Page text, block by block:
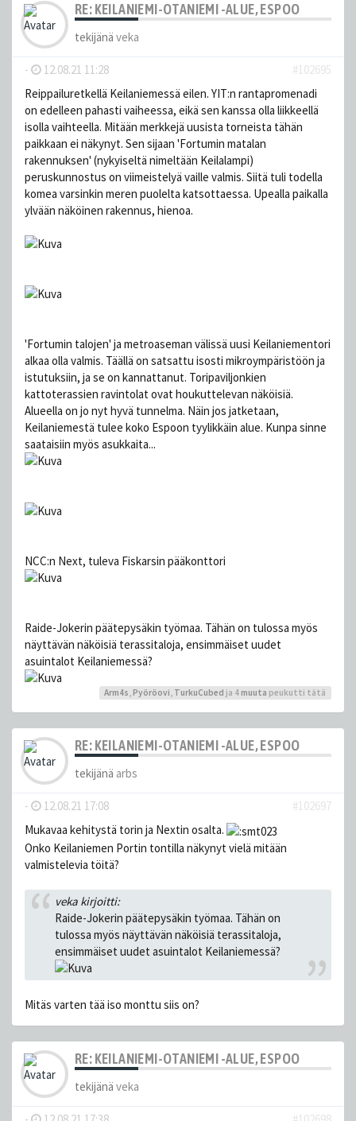
RE: KEILANIEMI-OTANIEMI -ALUE, ESPOO
tekijänä veka
- 12.08.21 11:28
#102695
Reippailuretkellä Keilaniemessä eilen. YIT:n rantapromenadi
on edelleen pahasti vaiheessa, eikä sen kanssa olla liikkeellä
isolla vaihteella. Mitään merkkejä uusista torneista tähän
paikkaan ei näkynyt. Sen sijaan 'Fortumin matalan
rakennuksen' (nykyiseltä nimeltään Keilalampi)
peruskunnostus on viimeistelyä vaille valmis. Siitä tuli todella
komea varsinkin meren puolelta katsottaessa. Upealla paikalla
ylvään näköinen rakennus, hienoa.
'Fortumin talojen' ja metroaseman välissä uusi Keilaniementori
alkaa olla valmis. Täällä on satsattu isosti mikroympäristöön ja
istutuksiin, ja se on kannattanut. Toripaviljonkien
kattoterassien ravintolat ovat houkuttelevan näköisiä.
Alueella on jo nyt hyvä tunnelma. Näin jos jatketaan,
Keilaniemestä tulee koko Espoon tyylikkäin alue. Kunpa sinne
saataisiin myös asukkaita...
NCC:n Next, tuleva Fiskarsin pääkonttori
Raide-Jokerin päätepysäkin työmaa. Tähän on tulossa myös
näyttävän näköisiä terassitaloja, ensimmäiset uudet
asuintalot Keilaniemessä?
Arm4s Pyöröovi TurkuCubed ja 4 muuta peukutti tätä
RE: KEILANIEMI-OTANIEMI -ALUE, ESPOO
tekijänä arbs
- 12.08.21 17:08
#102697
Mukavaa kehitystä torin ja Nextin osalta.
Onko Keilaniemen Portin tontilla näkynyt vielä mitään
valmistelevia töitä?
veka kirjoitti:
Raide-Jokerin päätepysäkin työmaa. Tähän on
tulossa myös näyttävän näköisiä terassitaloja,
ensimmäiset uudet asuintalot Keilaniemessä?
Mitäs varten tää iso monttu siis on?
RE: KEILANIEMI-OTANIEMI -ALUE, ESPOO
tekijänä veka